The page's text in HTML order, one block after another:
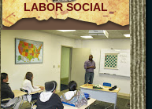
LABOR SOCIAL